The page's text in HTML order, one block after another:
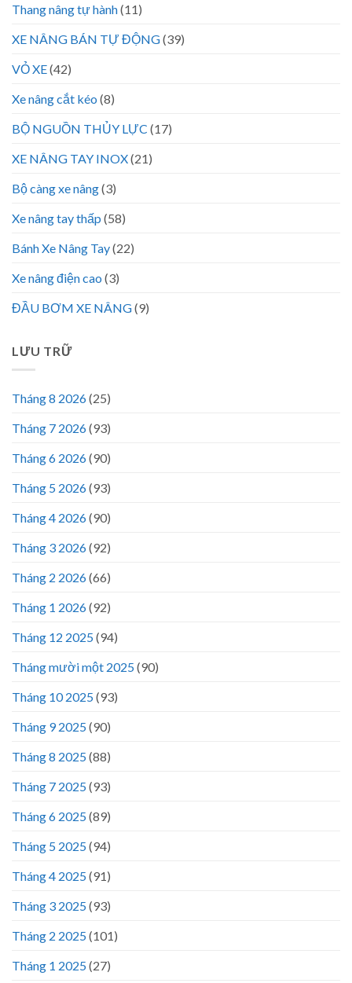
Thang nâng tự hành(11)
XE NÂNG BÁN TỰ ĐỘNG(39)
VỎ XE(42)
Xe nâng cắt kéo (8)
BỘ NGUỒN THỦY LỰC (17)
XE NÂNG TAY INOX(21)
Bộ càng xe nâng(3)
Xe nâng tay thấp (58)
Bánh Xe Nâng Tay(22)
Xe nâng điện cao (3)
ĐẦU BƠM XE NÂNG(9)
LƯU TRỮ
Tháng 8 2026(25)
Tháng 7 2026(93)
Tháng 6 2026(90)
Tháng 5 2026(93)
Tháng 4 2026(90)
Tháng 3 2026(92)
Tháng 2 2026(66)
Tháng 1 2026(92)
Tháng 12 2025(94)
Tháng mười một 2025(90)
Tháng 10 2025(93)
Tháng 9 2025(90)
Tháng 8 2025(88)
Tháng 7 2025(93)
Tháng 6 2025(89)
Tháng 5 2025(94)
Tháng 4 2025(91)
Tháng 3 2025(93)
Tháng 2 2025(101)
Tháng 1 2025(27)